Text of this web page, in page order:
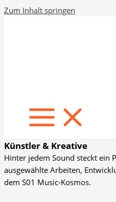
Zum Inhalt springen
Künstler & Kreative
Hinter jedem Sound steckt ein
ausgewählte Arbeiten,
dem S01 Music-Kosmos.​